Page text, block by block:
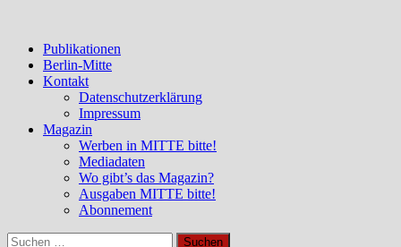
Publikationen
Berlin-Mitte
Kontakt
Datenschutzerklärung
Impressum
Magazin
Werben in MITTE bitte!
Mediadaten
Wo gibt’s das Magazin?
Ausgaben MITTE bitte!
Abonnement
Suchen